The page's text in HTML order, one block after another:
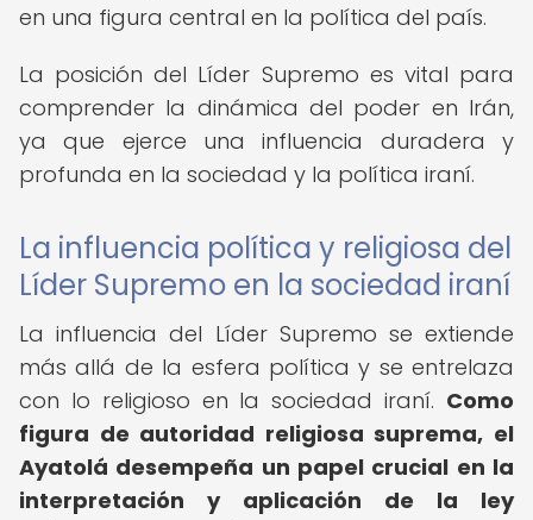
en una figura central en la política del país.
La posición del Líder Supremo es vital para
comprender la dinámica del poder en Irán,
ya que ejerce una influencia duradera y
profunda en la sociedad y la política iraní.
La influencia política y religiosa del
Líder Supremo en la sociedad iraní
La influencia del Líder Supremo se extiende
más allá de la esfera política y se entrelaza
con lo religioso en la sociedad iraní. Como
figura de autoridad religiosa suprema, el
Ayatolá desempeña un papel crucial en la
interpretación y aplicación de la ley